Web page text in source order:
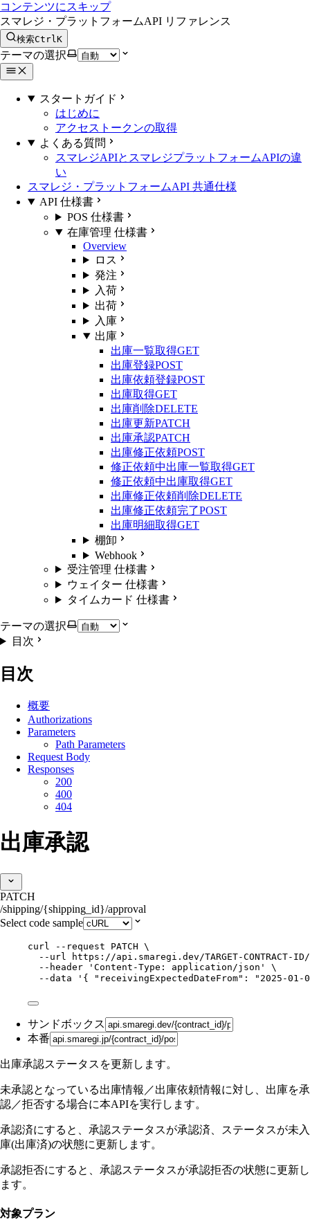
コンテンツにスキップ
スマレジ・プラットフォームAPI リファレンス
検索CtrlK
テーマの選択
スタートガイド
はじめに
アクセストークンの取得
よくある質問
スマレジAPIとスマレジプラットフォームAPIの違
い
スマレジ・プラットフォームAPI 共通仕様
API 仕様書
POS 仕様書
在庫管理 仕様書
Overview
ロス
発注
入荷
出荷
入庫
出庫
出庫一覧取得GET
出庫登録POST
出庫依頼登録POST
出庫取得GET
出庫削除DELETE
出庫更新PATCH
出庫承認PATCH
出庫修正依頼POST
修正依頼中出庫一覧取得GET
修正依頼中出庫取得GET
出庫修正依頼削除DELETE
出庫修正依頼完了POST
出庫明細取得GET
棚卸
Webhook
受注管理 仕様書
ウェイター 仕様書
タイムカード 仕様書
テーマの選択
目次
目次
概要
Authorizations
Parameters
Path Parameters
Request Body
Responses
200
400
404
出庫承認
PATCH
/shipping/{shipping_id}/approval
Select code sample
curl --request PATCH \
--url
https://api.smaregi.dev/TARGET-CONTRACT-
--header
' Content-Type: application/json '
\
--data
' { "receivingExpectedDateFrom": "2025-
サンドボックス
本番
出庫承認ステータスを更新します。
未承認となっている出庫情報／出庫依頼情報に対し、出庫を承
認／拒否する場合に本APIを実行します。
承認済にすると、承認ステータスが承認済、ステータスが未入
庫(出庫済)の状態に更新します。
承認拒否にすると、承認ステータスが承認拒否の状態に更新し
ます。
対象プラン